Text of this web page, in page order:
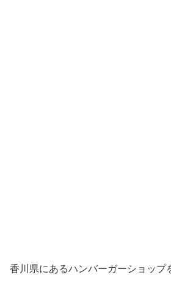
香川県にあるハンバーガーショップ